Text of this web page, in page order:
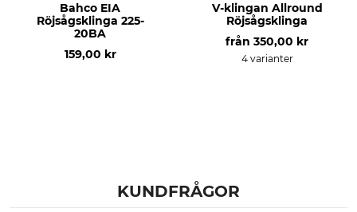
Bahco EIA
Röjsågsklinga 225-
20BA
159,00 kr
V-klingan Allround
Röjsågsklinga
från 350,00 kr
4 varianter
KUNDFRÅGOR